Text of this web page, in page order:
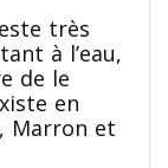
très
à l’eau,
de le
en
Marron et